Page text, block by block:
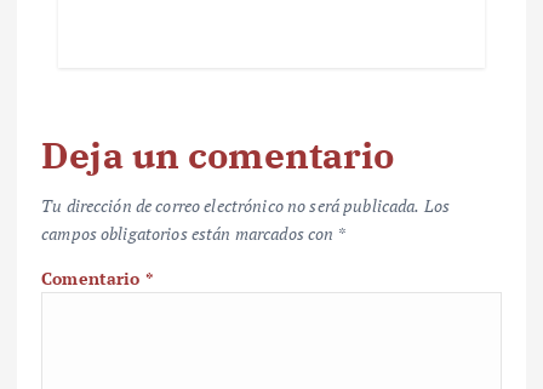
Deja un comentario
Tu dirección de correo electrónico no será publicada. Los
campos obligatorios están marcados con *
Comentario *